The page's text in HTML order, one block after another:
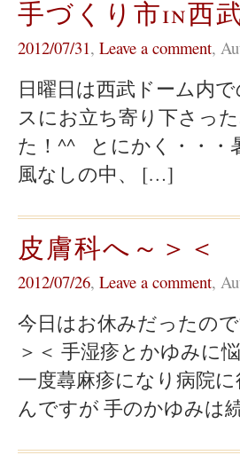
手づくり市in西
2012/07/31, Leave a comment,
日曜日は西武ドーム内
スにお立ち寄り下さっ
た！^^ とにかく・・・
風なしの中、 […]
皮膚科へ～＞＜
2012/07/26, Leave a comment,
今日はお休みだったの
＞＜ 手湿疹とかゆみに
一度蕁麻疹になり病院
んですが 手のかゆみは